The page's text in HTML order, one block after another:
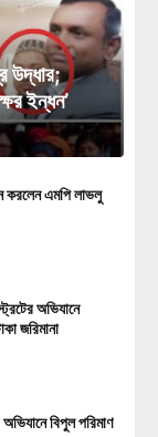
উদ্ধার;
ইন্ধন’
করলেন এমপি লাভলু
অভিযানে
জরিমানা
অভিযানে বিপুল পরিমাণ